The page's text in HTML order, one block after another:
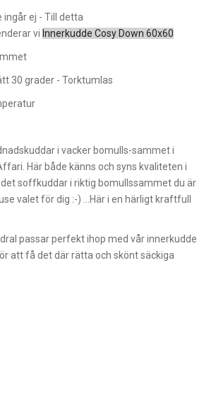
ingår ej - Till detta
vi Innerkudde Cosy Down 60x60
30 grader - Torktumlas
i vacker bomulls-sammet i
Här både känns och syns kvaliteten i
soffkuddar i riktig bomullssammet du är
valet för dig :-) ...Här i en härligt kraftfull
passar perfekt ihop med vår innerkudde
att få det där rätta och skönt säckiga